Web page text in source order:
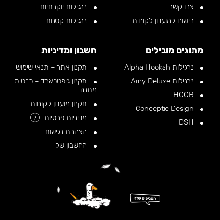
צרו קשר
רישום למועדון לקוחות
נרגילות יוקרתיות
נרגילות קטנות
מתוגים מובילים
נרגילות Alpha Hookah
נרגילות Amy Deluxe
חשבון ומדיניות
תקנון אתר – תנאי שימוש
תקנון גיפטכארד – כרטיס
מתנה
תקנון מועדון לקוחות
מדיניות פרטיות
?
הצהרת נגישות
החשבון שלי